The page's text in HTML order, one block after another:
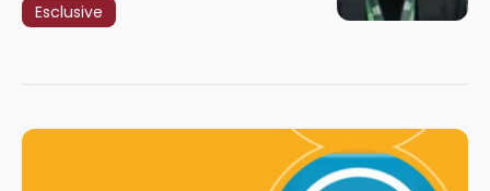
può esplodere
Esclusive